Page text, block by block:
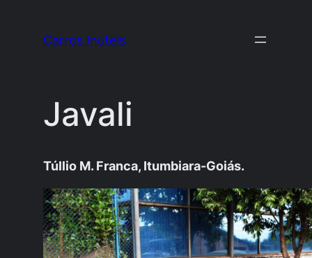
Carros Inúteis
Javali
Túllio M. Franca, Itumbiara-Goiás.